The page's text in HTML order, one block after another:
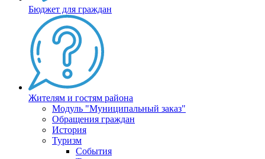
Бюджет для граждан
Жителям и гостям района
Модуль "Муниципальный заказ"
Обращения граждан
История
Туризм
События